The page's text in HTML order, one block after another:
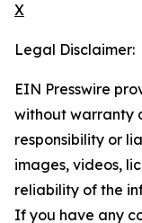
X
Legal Disclaimer:
EIN Presswire
without warranty
responsibility or
images, videos,
reliability of the
If you have any